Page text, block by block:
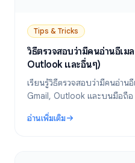
Tips & Tricks
วิธีตรวจสอบว่ามีคนอ่านอีเ
Outlook และอื่นๆ)
เรียนรู้วิธีตรวจสอบว่ามีคนอ่าน
Gmail, Outlook และบนมือถื
วิธีที่น่าเชื่อถือที่สุด
อ่านเพิ่มเติม
: วิธีตรวจสอบว่ามีคนอ่านอีเม